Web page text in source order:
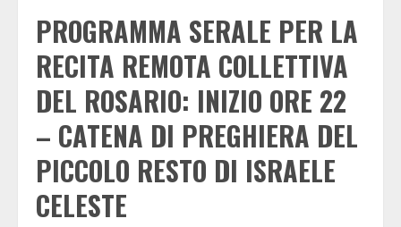
PROGRAMMA SERALE PER LA
RECITA REMOTA COLLETTIVA
DEL ROSARIO: INIZIO ORE 22
– CATENA DI PREGHIERA DEL
PICCOLO RESTO DI ISRAELE
CELESTE